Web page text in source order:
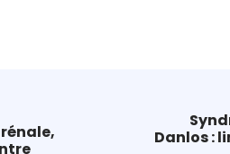
Danlos :